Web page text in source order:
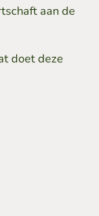
aan de
doet deze